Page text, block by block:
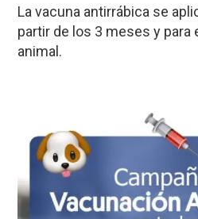
La vacuna antirrábica se
partir de los 3 meses y para
animal.